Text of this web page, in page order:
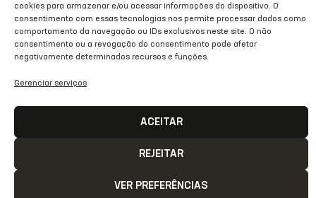
cookies para armazenar e/ou acessar informações do dispositivo. O
consentimento com essas tecnologias nos permite processar dados como
comportamento da navegação ou IDs exclusivos neste site. O não
consentimento ou a revogação do consentimento pode afetar
negativamente determinados recursos e funções.
Gerenciar serviços
ACEITAR
REJEITAR
VER PREFERÊNCIAS